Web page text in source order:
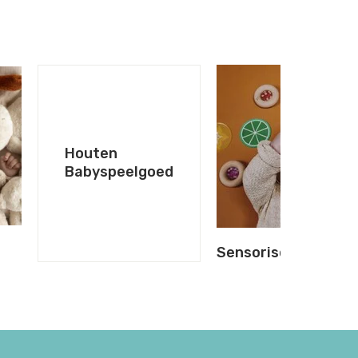
Houten
Babyspeelgoed
Sensorisch